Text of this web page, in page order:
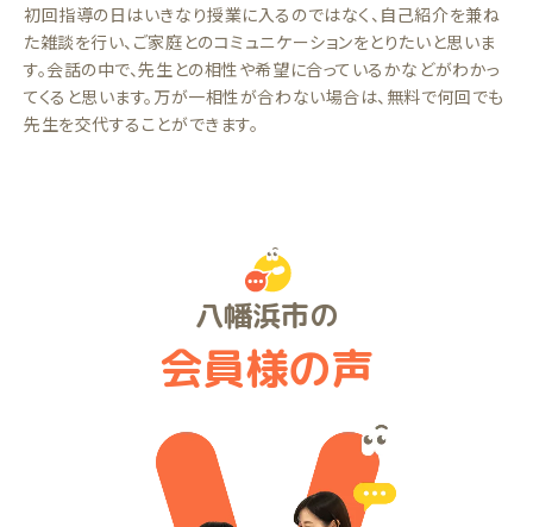
初回指導の日はいきなり授業に入るのではなく、自己紹介を兼ね
た雑談を行い、ご家庭とのコミュニケーションをとりたいと思いま
す。会話の中で、先生との相性や希望に合っているかなどがわかっ
てくると思います。万が一相性が合わない場合は、無料で何回でも
先生を交代することができます。
八幡浜市の
会員様の声